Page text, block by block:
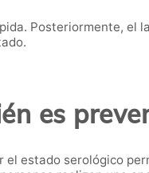
Posteriormente, el
es
estado serológico